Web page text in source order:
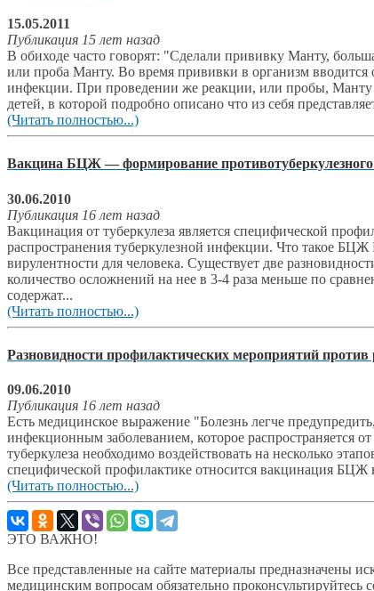
15.05.2011
Публикация 15 лет назад
В обиходе часто говорят: "Сделали прививку Манту,
или проба Манту. Во время прививки в организм вводится
инфекции. При проведении же реакции, или пробы, Манту
детей, в которой подробно описано что из себя
(Читать полностью...)
Вакцина БЦЖ — формирование противотуберкулезного
30.06.2010
Публикация 16 лет назад
Вакцинация от туберкулеза является специфической
распространения туберкулезной инфекции. Что такое
вирулентности для человека. Существует две
количество осложнений на нее в 3-4 раза меньше по
содержат...
(Читать полностью...)
Разновидности профилактических мероприятий против
09.06.2010
Публикация 16 лет назад
Есть медицинское выражение "Болезнь легче
инфекционным заболеванием, которое
туберкулеза необходимо воздействовать на несколько
специфической профилактике относится вакцинация
(Читать полностью...)
ЭТО ВАЖНО!
Все представленные на сайте материалы предназначены
медицинским вопросам обязательно проконсультируйтесь